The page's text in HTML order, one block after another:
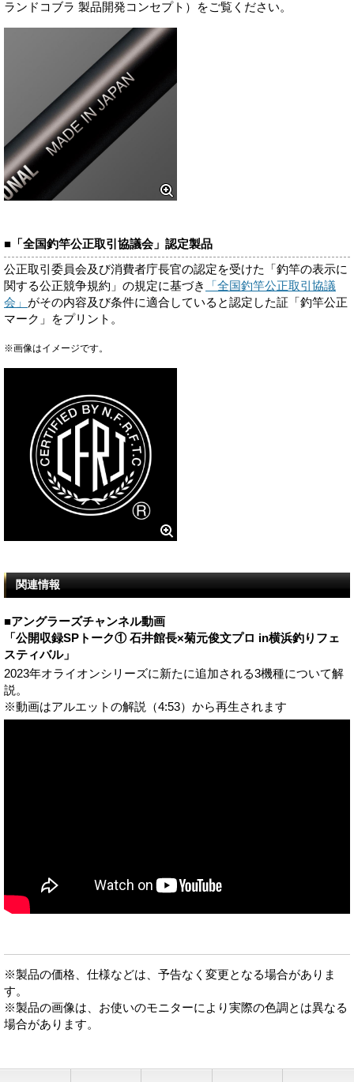
ランドコブラ 製品開発コンセプト）をご覧ください。
■「全国釣竿公正取引協議会」認定製品
公正取引委員会及び消費者庁長官の認定を受けた「釣竿の表示に
関する公正競争規約」の規定に基づき
「全国釣竿公正取引協議
会」 がその内容及び条件に適合していると認定した証「釣竿公正
マーク」をプリント。
※画像はイメージです。
関連情報
■アングラーズチャンネル動画
「公開収録SPトーク① 石井館長×菊元俊文プロ in横浜釣りフェ
スティバル」
2023年オライオンシリーズに新たに追加される3機種について解
説。
※動画はアルエットの解説（4:53）から再生されます
※製品の価格、仕様などは、予告なく変更となる場合がありま
す。
※製品の画像は、お使いのモニターにより実際の色調とは異なる
場合があります。